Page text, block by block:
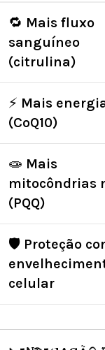
🔁 Mais fluxo
sanguíneo
(citrulina)
⚡ Mais
(CoQ10)
🧫 Mais
mitocôndrias
(PQQ)
🛡️ Proteção
celular